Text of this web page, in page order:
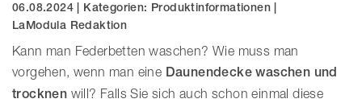
06.08.2024 Kategorien: Produktinformationen
LaModula Redaktion
Kann man Federbetten waschen? Wie muss man
vorgehen, wenn man eine Daunendecke waschen und
trocknen will? Falls Sie sich auch schon einmal diese